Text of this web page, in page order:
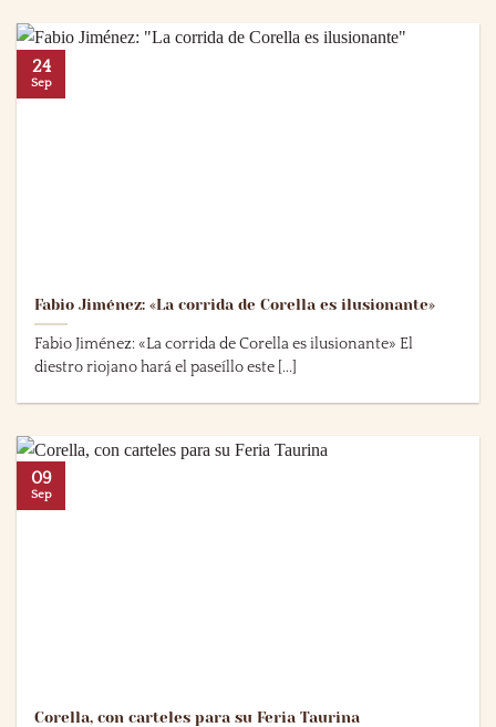
Fabio Jiménez: «La corrida de Corella es ilusionante»
Fabio Jiménez: «La corrida de Corella es ilusionante» El
diestro riojano hará el paseíllo este [...]
24
Sep
Corella, con carteles para su Feria Taurina
09
Sep